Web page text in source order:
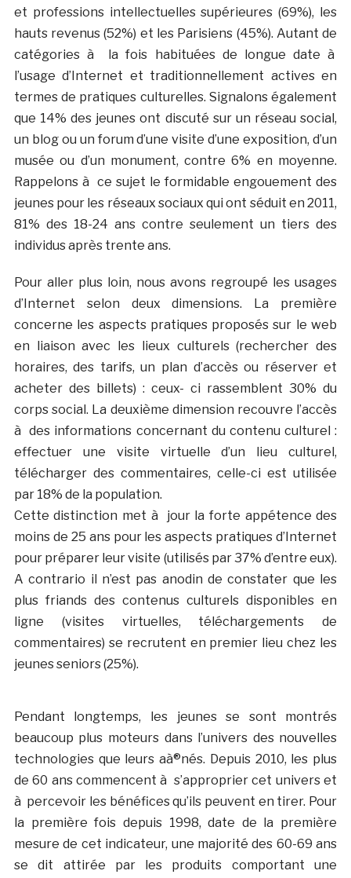
et professions intellectuelles supérieures (69%), les
hauts revenus (52%) et les Parisiens (45%). Autant de
catégories à la fois habituées de longue date à
l’usage d’Internet et traditionnellement actives en
termes de pratiques culturelles. Signalons également
que 14% des jeunes ont discuté sur un réseau social,
un blog ou un forum d’une visite d’une exposition, d’un
musée ou d’un monument, contre 6% en moyenne.
Rappelons à ce sujet le formidable engouement des
jeunes pour les réseaux sociaux qui ont séduit en 2011,
81% des 18-24 ans contre seulement un tiers des
individus après trente ans.
Pour aller plus loin, nous avons regroupé les usages
d’Internet selon deux dimensions. La première
concerne les aspects pratiques proposés sur le web
en liaison avec les lieux culturels (rechercher des
horaires, des tarifs, un plan d’accès ou réserver et
acheter des billets) : ceux- ci rassemblent 30% du
corps social. La deuxième dimension recouvre l’accès
à des informations concernant du contenu culturel :
effectuer une visite virtuelle d’un lieu culturel,
télécharger des commentaires, celle-ci est utilisée
par 18% de la population.
Cette distinction met à jour la forte appétence des
moins de 25 ans pour les aspects pratiques d’Internet
pour préparer leur visite (utilisés par 37% d’entre eux).
A contrario il n’est pas anodin de constater que les
plus friands des contenus culturels disponibles en
ligne (visites virtuelles, téléchargements de
commentaires) se recrutent en premier lieu chez les
jeunes seniors (25%).
Pendant longtemps, les jeunes se sont montrés
beaucoup plus moteurs dans l’univers des nouvelles
technologies que leurs aà®nés. Depuis 2010, les plus
de 60 ans commencent à s’approprier cet univers et
à percevoir les bénéfices qu’ils peuvent en tirer. Pour
la première fois depuis 1998, date de la première
mesure de cet indicateur, une majorité des 60-69 ans
se dit attirée par les produits comportant une